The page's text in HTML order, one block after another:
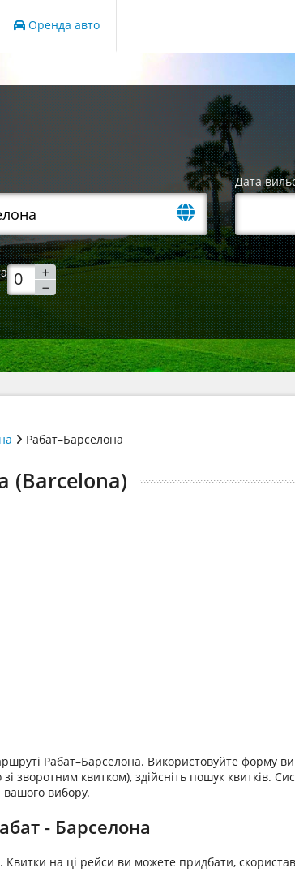
Оренда авто
Дата
Рабат–Барселона
(Barcelona)
Рабат–Барселона. Використовуйте форму
зворотним квитком), здійсніть пошук квитків.
вашого вибору.
- Барселона
Квитки на ці рейси ви можете придбати,